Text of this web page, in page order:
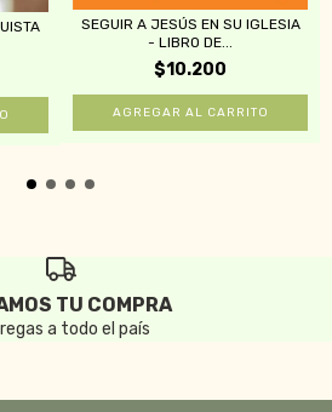
SEGUIR A JESÚS EN SU IGLESIA
- LIBRO DE...
$10.200
TU COMPRA
a todo el país